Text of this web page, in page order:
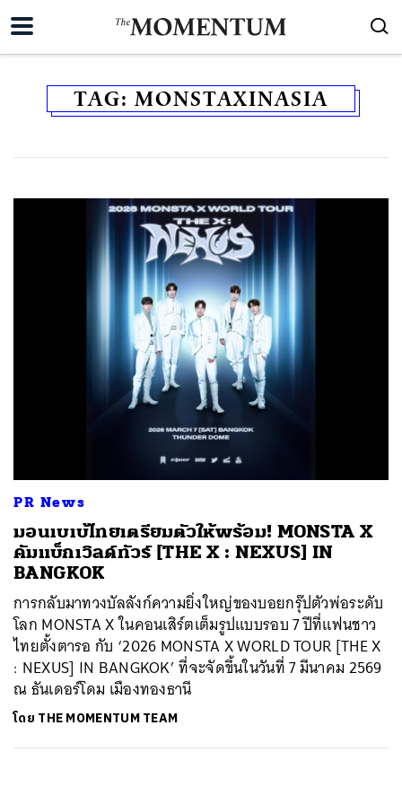
TAG: MONSTAXINASIA
PR News
มอนเบเบ้ไทยเตรียมตัวให้พร้อม! MONSTA X
คัมแบ็กเวิลด์ทัวร์ [THE X : NEXUS] IN
BANGKOK
การกลับมาทวงบัลลังก์ความยิ่งใหญ่ของบอยกรุ๊ปตัวพ่อระดับ
โลก MONSTA X ในคอนเสิร์ตเต็มรูปแบบรอบ 7 ปีที่แฟนชาว
ไทยตั้งตารอ กับ ‘2026 MONSTA X WORLD TOUR [THE X
: NEXUS] IN BANGKOK’ ที่จะจัดขึ้นในวันที่ 7 มีนาคม 2569
ณ ธันเดอร์โดม เมืองทองธานี
โดย THE MOMENTUM TEAM